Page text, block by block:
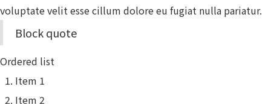
voluptate velit esse cillum dolore eu fugiat nulla pariatur.
Block quote
Ordered list
Item 1
Item 2